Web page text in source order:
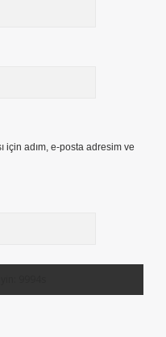
için adım, e-posta adresim ve